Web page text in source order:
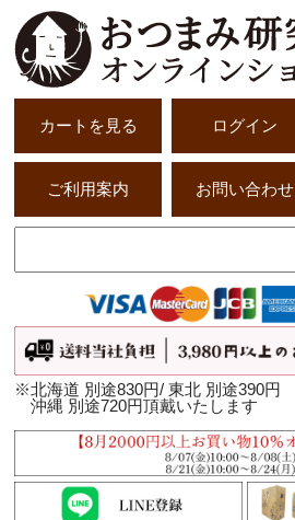
カートを見る ログイン
ご利用案内 お問い合わせ
※北海道 別途830円/ 東北 別途390円
沖縄 別途720円頂戴いたします